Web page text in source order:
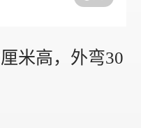
米高，外弯30